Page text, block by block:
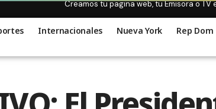
Creamos tu pagina web, tu Emisora o
Internacionales Nueva York Rep Dom